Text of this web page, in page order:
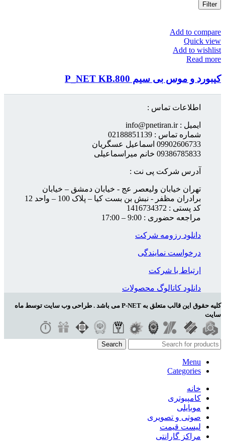
Filter
Add to compare
Quick view
Add to wishlist
Read more
کیبورد و موس بی سیم P_NET KB.800
اطلاعات تماس :
ایمیل : info@pnetiran.ir
شماره تماس : 02188851139
09902606733 اسماعیل عسگریان
09386785833 خانم میراسماعیلی
آدرس شرکت پی نت :
تهران خیابان ولیعصر عج - خیابان دمشق – خیابان
برادران مظفر - نبش بن بست کیا – پلاک 100 – واحد 12
کد پستی : 1416734372
مراجعه حضوری : 9:00 – 17:00
دانلود رزومه شرکت
درخواست نمایندگی
ارتباط با شرکت
دانلود کاتالوگ محصولات
کلیه حقوق این قالب متعلق به P-NET می باشد . طراحی وب سایت توسط ماه
سایت
Search
Menu
Categories
خانه
کامپیوتری
موبایلی
صوتی و تصویری
لیست قیمت
مراکز گارانتی